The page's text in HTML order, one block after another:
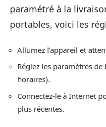
paramétré à la
portables, voici les
Allumez l’appareil et
Réglez les paramètres
horaires).
Connectez-le à Internet
plus récentes.